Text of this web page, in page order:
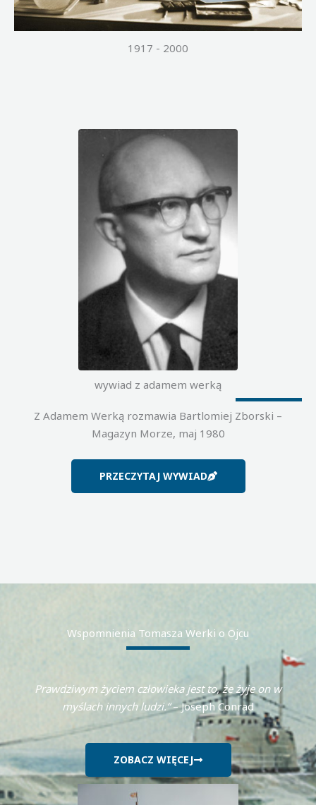
1917 - 2000
wywiad z adamem werką
Z Adamem Werką rozmawia Bartlomiej Zborski –
Magazyn Morze, maj 1980
PRZECZYTAJ WYWIAD
Wspomnienia Tomasza Werki o Ojcu
Prawdziwym życiem człowieka jest to, że żyje on w
myślach innych ludzi.“– Joseph Conrad
ZOBACZ WIĘCEJ